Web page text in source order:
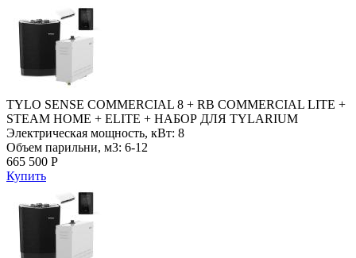
TYLO SENSE COMMERCIAL 8 + RB COMMERCIAL LITE +
STEAM HOME + ELITE + НАБОР ДЛЯ TYLARIUM
Электрическая мощность, кВт: 8
Объем парильни, м3: 6-12
665 500 Р
Купить